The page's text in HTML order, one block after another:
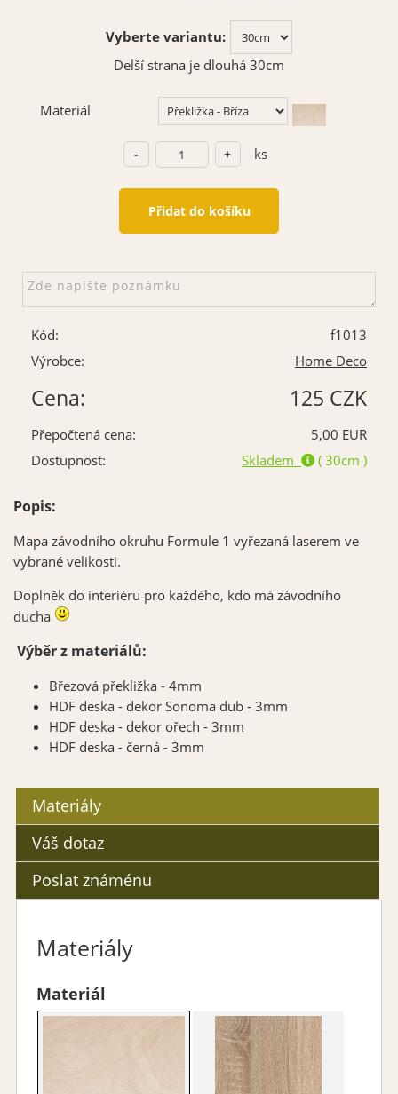
Vyberte variantu:
Delší strana je dlouhá 30cm
Materiál
ks
Kód:
f1013
Výrobce:
Home Deco
Cena: 125 CZK
Přepočtená cena:
5,00 EUR
Dostupnost:
Skladem ( 30cm )
Popis:
Mapa závodního okruhu Formule 1 vyřezaná laserem ve
vybrané velikosti.
Doplněk do interiéru pro každého, kdo má závodního
ducha
Výběr z materiálů:
Březová překližka - 4mm
HDF deska - dekor Sonoma dub - 3mm
HDF deska - dekor ořech - 3mm
HDF deska - černá - 3mm
Materiály
Váš dotaz
Poslat známénu
Materiály
Materiál